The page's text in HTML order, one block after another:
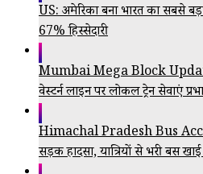
US: अमेरिका बना भारत का सबसे
67% हिस्सेदारी
Mumbai Mega Block Update:
वेस्टर्न लाइन पर लोकल ट्रेन सेवाएं
Himachal Pradesh Bus
सड़क हादसा, यात्रियों से भरी बस